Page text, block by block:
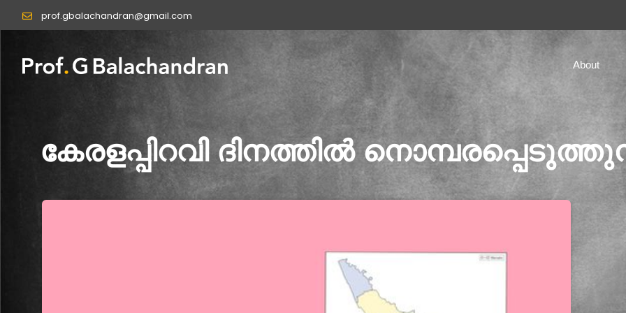
prof.gbalachandran@gmail.com
About
കേരളപ്പിറവി ദിനത്തിൽ